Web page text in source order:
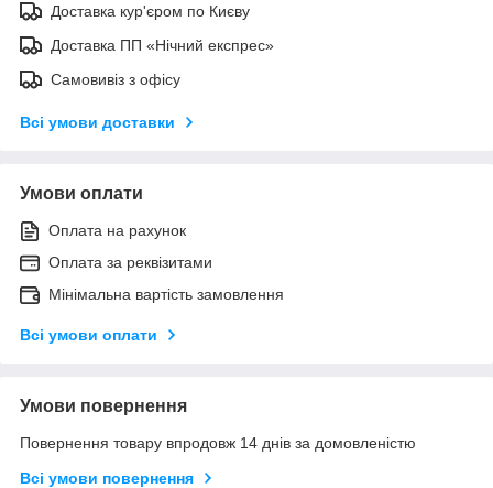
Доставка кур'єром по Києву
Доставка ПП «Нічний експрес»
Самовивіз з офісу
Всі умови доставки
Умови оплати
Оплата на рахунок
Оплата за реквізитами
Мінімальна вартість замовлення
Всі умови оплати
Умови повернення
Повернення товару впродовж 14 днів за домовленістю
Всі умови повернення